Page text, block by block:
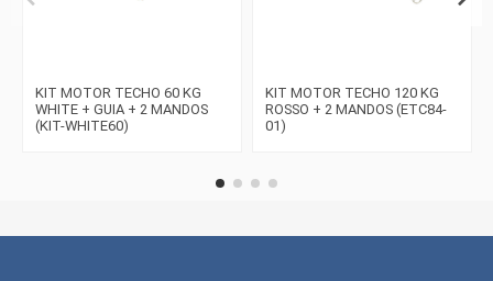
KIT MOTOR TECHO 60 KG
WHITE + GUIA + 2 MANDOS
(KIT-WHITE60)
KIT MOTOR TECHO 120 KG
ROSSO + 2 MANDOS (ETC84-
01)